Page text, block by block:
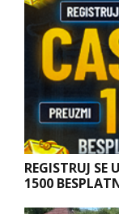
REGISTRUJ
1500